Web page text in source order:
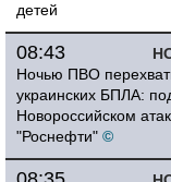
детей
08:43
Ночью ПВО
украинских БПЛА:
Новороссийском
"Роснефти" ©